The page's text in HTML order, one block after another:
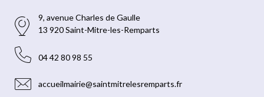
9, avenue Charles de Gaulle
13 920 Saint-Mitre-les-Remparts
04 42 80 98 55
accueilmairie@saintmitrelesremparts.fr